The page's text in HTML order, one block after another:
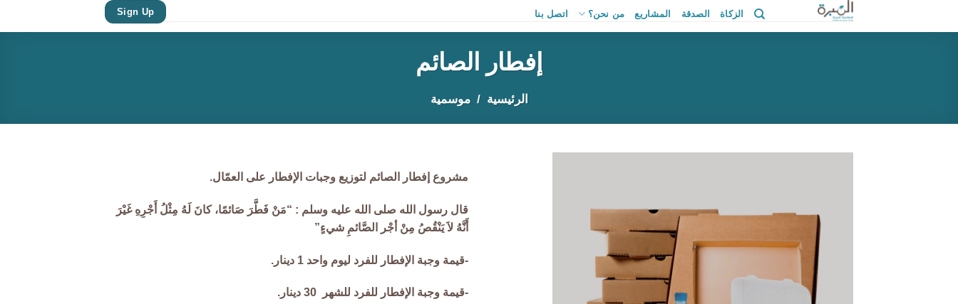
الزكاة الصدقة المشاريع من نحن؟ اتصل بنا Sign Up
إفطار الصائم
الرئيسية موسمية
مشروع إفطار الصائم لتوزيع وجبات الإفطار على العمّال.
قال رسول الله صلى الله عليه وسلم : “مَنْ فَطَّرَ صَائمًا، كانَ لَهُ مِثْلُ أَجْرِهِ غَيْرَ
أَنَّهُ لاَ يَنْقُصُ مِنْ أجْر الصَّائمِ شيءٍ”
-قيمة وجبة الإفطار للفرد ليوم واحد 1 دينار.
-قيمة وجبة الإفطار للفرد للشهر 30 دينار.